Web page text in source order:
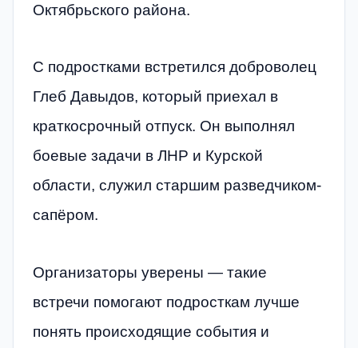
Октябрьского района.
С подростками встретился доброволец
Глеб Давыдов, который приехал в
краткосрочный отпуск. Он выполнял
боевые задачи в ЛНР и Курской
области, служил старшим разведчиком-
сапёром.
Организаторы уверены — такие
встречи помогают подросткам лучше
понять происходящие события и